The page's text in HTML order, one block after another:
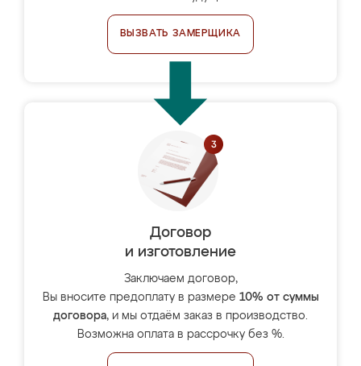
ВЫЗВАТЬ ЗАМЕРЩИКА
Договор
и изготовление
Заключаем договор,
Вы вносите предоплату в размере 10% от суммы
договора, и мы отдаём заказ в производство.
Возможна оплата в рассрочку без %.